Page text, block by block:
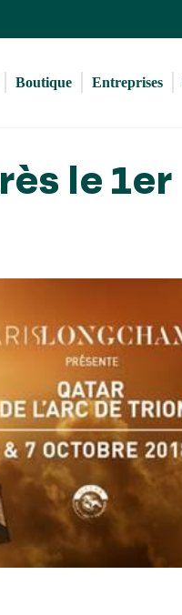
au
principal
Boutique Entreprises
le 1er